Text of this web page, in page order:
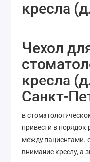
кресла
Чехол
кресла
Санкт-
в
привести в порядок
между пациентами.
внимание креслу, а